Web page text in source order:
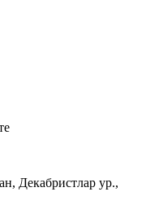
Декабристлар ур.,